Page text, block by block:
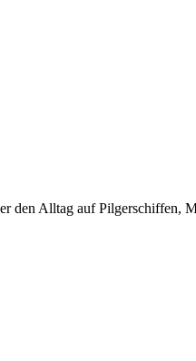
den Alltag auf Pilgerschiffen,